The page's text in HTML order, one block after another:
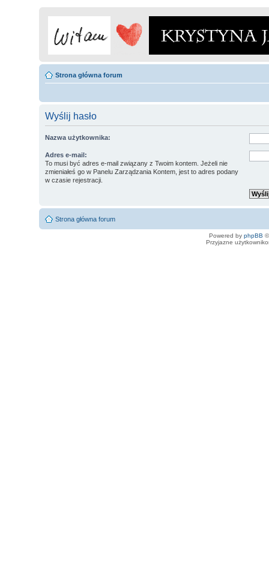
Strona główna forum
Wyślij hasło
Nazwa użytkownika:
Adres e-mail:
To musi być adres e-mail związany z Twoim kontem. Jeżeli nie
zmieniałeś go w Panelu Zarządzania Kontem, jest to adres podany
w czasie rejestracji.
Strona główna forum
Powered by phpBB
Przyjazne